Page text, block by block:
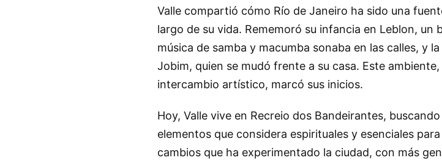
Valle compartió cómo Río de Janeiro ha sido una
largo de su vida. Rememoró su infancia en Leblon, un
música de samba y macumba sonaba en las calles, y
Jobim, quien se mudó frente a su casa. Este
intercambio artístico, marcó sus inicios.
Hoy, Valle vive en Recreio dos Bandeirantes,
elementos que considera espirituales y esenciales
cambios que ha experimentado la ciudad, con más